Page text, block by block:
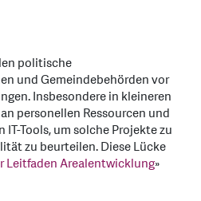
politische
und Gemeindebehörden vor
Insbesondere in kleineren
personellen Ressourcen und
IT-Tools, um solche Projekte zu
zu beurteilen. Diese Lücke
Leitfaden Arealentwicklung»